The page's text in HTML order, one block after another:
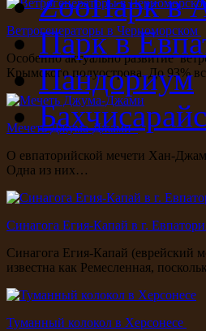
Ветрогенераторы в Черноморском
Особенно актуально развитие
Крымского полуострова. До 93%
Мечеть Джума-Джами
О евпаторийской мечети Хан-
Одна из них…
Синагога Егия-Капай в г.
Синагога Егия-Капай (еврейский
известна как Ремесленная,
Туманный колокол в Херсонесе
Парк в
Пандориум